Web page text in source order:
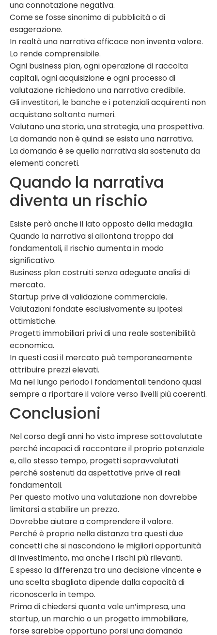
una connotazione negativa.
Come se fosse sinonimo di pubblicità o di
esagerazione.
In realtà una narrativa efficace non inventa valore.
Lo rende comprensibile.
Ogni business plan, ogni operazione di raccolta
capitali, ogni acquisizione e ogni processo di
valutazione richiedono una narrativa credibile.
Gli investitori, le banche e i potenziali acquirenti non
acquistano soltanto numeri.
Valutano una storia, una strategia, una prospettiva.
La domanda non è quindi se esista una narrativa.
La domanda è se quella narrativa sia sostenuta da
elementi concreti.
Quando la narrativa
diventa un rischio
Esiste però anche il lato opposto della medaglia.
Quando la narrativa si allontana troppo dai
fondamentali, il rischio aumenta in modo
significativo.
Business plan costruiti senza adeguate analisi di
mercato.
Startup prive di validazione commerciale.
Valutazioni fondate esclusivamente su ipotesi
ottimistiche.
Progetti immobiliari privi di una reale sostenibilità
economica.
In questi casi il mercato può temporaneamente
attribuire prezzi elevati.
Ma nel lungo periodo i fondamentali tendono quasi
sempre a riportare il valore verso livelli più coerenti.
Conclusioni
Nel corso degli anni ho visto imprese sottovalutate
perché incapaci di raccontare il proprio potenziale
e, allo stesso tempo, progetti sopravvalutati
perché sostenuti da aspettative prive di reali
fondamentali.
Per questo motivo una valutazione non dovrebbe
limitarsi a stabilire un prezzo.
Dovrebbe aiutare a comprendere il valore.
Perché è proprio nella distanza tra questi due
concetti che si nascondono le migliori opportunità
di investimento, ma anche i rischi più rilevanti.
E spesso la differenza tra una decisione vincente e
una scelta sbagliata dipende dalla capacità di
riconoscerla in tempo.
Prima di chiedersi quanto vale un’impresa, una
startup, un marchio o un progetto immobiliare,
forse sarebbe opportuno porsi una domanda